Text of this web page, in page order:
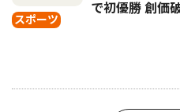
スポーツ
で初優勝 創価